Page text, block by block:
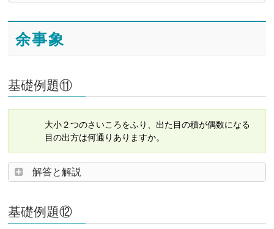
余事象
基礎例題⑪
大小２つのさいころをふり、出た目の積が偶数になる
目の出方は何通りありますか。
解答と解説
基礎例題⑫